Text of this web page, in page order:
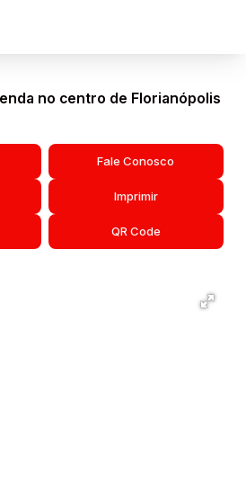
no centro de Florianópolis
Fale Conosco
Imprimir
QR Code